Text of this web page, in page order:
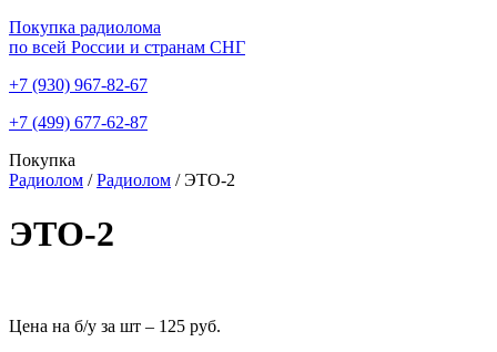
Покупка радиолома
по всей России и странам СНГ
+7 (930) 967-82-67
+7 (499) 677-62-87
Покупка
Радиолом / Радиолом / ЭТО-2
ЭТО-2
Цена на б/у за шт – 125 руб.